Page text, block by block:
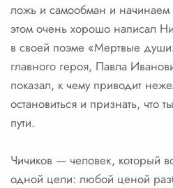
ложь и самообман и
этом очень хорошо написал
в своей поэме «Мертвые
главного героя, Павла
показал, к чему приводит
остановиться и признать,
пути.
Чичиков — человек, который
одной цели: любой ценой